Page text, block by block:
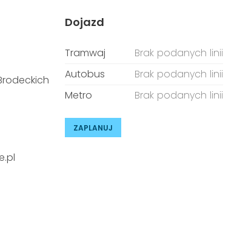
Dojazd
Tramwaj
Brak podanych linii
Autobus
Brak podanych linii
Metro
Brak podanych linii
ZAPLANUJ